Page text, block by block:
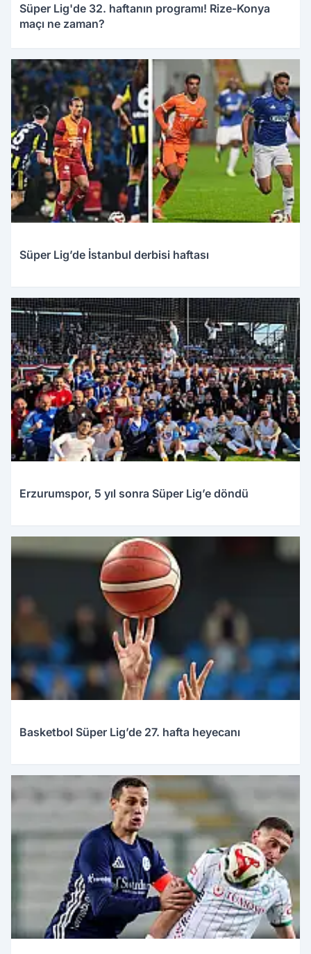
Süper Lig'de 32. haftanın programı! Rize-Konya
maçı ne zaman?
Süper Lig’de İstanbul derbisi haftası
Erzurumspor, 5 yıl sonra Süper Lig’e döndü
Basketbol Süper Lig’de 27. hafta heyecanı